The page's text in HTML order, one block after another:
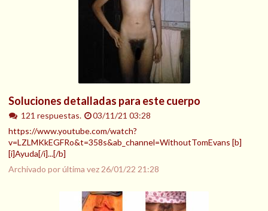
Soluciones detalladas para este cuerpo
121 respuestas.
03/11/21 03:28
https://www.youtube.com/watch?
v=LZLMKkEGFRo&t=358s&ab_channel=WithoutTomEvans [b]
[i]Ayuda[/i]...[/b]
Archivado por última vez 26/01/22 21:28